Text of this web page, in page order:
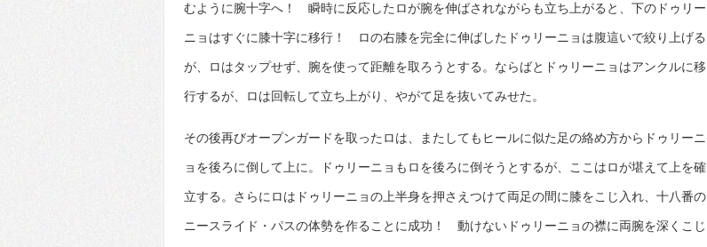
むように腕十字へ！ 瞬時に反応したロが腕を伸ばされながらも立ち上がると、下のドゥリー
ニョはすぐに膝十字に移行！ ロの右膝を完全に伸ばしたドゥリーニョは腹這いで絞り上げる
が、ロはタップせず、腕を使って距離を取ろうとする。ならばとドゥリーニョはアンクルに移
行するが、ロは回転して立ち上がり、やがて足を抜いてみせた。
その後再びオープンガードを取ったロは、またしてもヒールに似た足の絡め方からドゥリーニ
ョを後ろに倒して上に。ドゥリーニョもロを後ろに倒そうとするが、ここはロが堪えて上を確
立する。さらにロはドゥリーニョの上半身を押さえつけて両足の間に膝をこじ入れ、十八番の
ニースライド・パスの体勢を作ることに成功！ 動けないドゥリーニョの襟に両腕を深くこじ